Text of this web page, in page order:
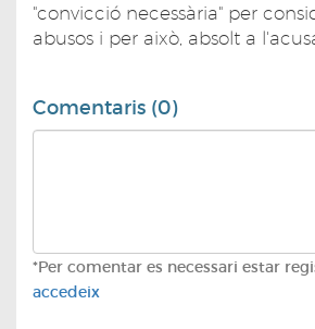
"convicció necessària" per
abusos i per això, absolt a
Comentaris (0)
*Per comentar es necessari estar
accedeix